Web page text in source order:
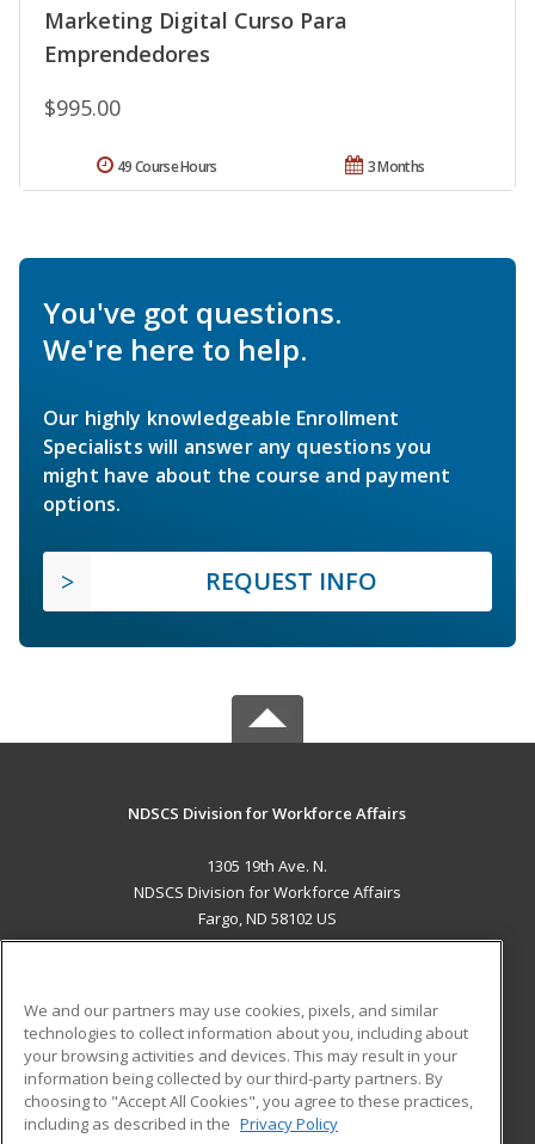
Marketing Digital Curso Para
Emprendedores
$995.00
3 Months
49 Course Hours
You've got questions.
We're here to help.
Our highly knowledgeable Enrollment
Specialists will answer any questions you
might have about the course and payment
options.
REQUEST INFO
NDSCS Division for Workforce Affairs
1305 19th Ave. N.
NDSCS Division for Workforce Affairs
Fargo, ND 58102 US
ADDITIONAL RESOURCES
Military
Financial Assistance
Help
Student Blog
We and our partners may use cookies, pixels, and similar
technologies to collect information about you, including about
your browsing activities and devices. This may result in your
information being collected by our third-party partners. By
choosing to "Accept All Cookies", you agree to these practices,
including as described in the Privacy Policy